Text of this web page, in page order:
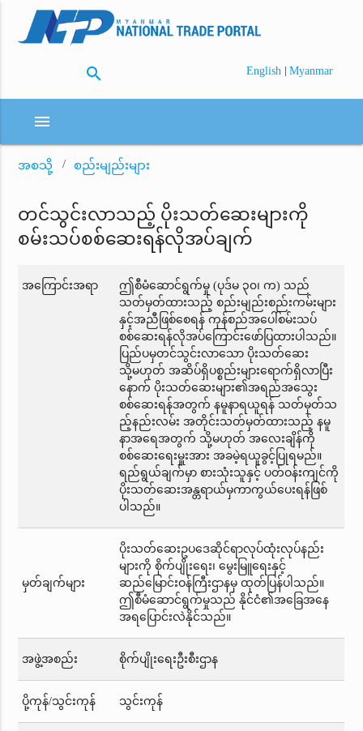
search English | Myanmar
menu
အစသို့ စည်းမျည်းများ
တင်သွင်းလာသည့် ပိုးသတ်ဆေးများကို
စမ်းသပ်စစ်ဆေးရန်လိုအပ်ချက်
အကြောင်းအရာ
ဤစီမံဆောင်ရွက်မှု (ပုဒ်မ ၃၀၊ က) သည်
သတ်မှတ်ထားသည့် စည်းမျည်းစည်းကမ်းများ
နှင့်အညီဖြစ်စေရန် ကုန်စည်အပေါ်စမ်းသပ်
စစ်ဆေးရန်လိုအပ်ကြောင်းဖော်ပြထားပါသည်။
ပြည်ပမှတင်သွင်းလာသော ပိုးသတ်ဆေး
သို့မဟုတ် အဆိပ်ရှိပစ္စည်းများရောက်ရှိလာပြီး
နောက် ပိုးသတ်ဆေးများ၏အရည်အသွေး
စစ်ဆေးရန်အတွက် နမူနာရယူရန် သတ်မှတ်သ
ည့်နည်းလမ်း အတိုင်းသတ်မှတ်ထားသည့် နမူ
နာအရေအတွက် သို့မဟုတ် အလေးချိန်ကို
စစ်ဆေးရေးမှူးအား အခမဲ့ရယူခွင့်ပြုရမည်။
ရည်ရွယ်ချက်မှာ စားသုံးသူနှင့် ပတ်ဝန်းကျင်ကို
ပိုးသတ်ဆေးအန္တရာယ်မှကာကွယ်ပေးရန်ဖြစ်
ပါသည်။
မှတ်ချက်များ
ပိုးသတ်ဆေးဥပဒေဆိုင်ရာလုပ်ထုံးလုပ်နည်း
များကို စိုက်ပျိုးရေး၊ မွေးမြူရေးနှင့်
ဆည်မြောင်းဝန်ကြီးဌာနမှ ထုတ်ပြန်ပါသည်။
ဤစီမံဆောင်ရွက်မှုသည် နိုင်ငံ၏အခြေအနေ
အရပြောင်းလဲနိုင်သည်။
အဖွဲ့အစည်း စိုက်ပျိုးရေးဦးစီးဌာန
ပို့ကုန်/သွင်းကုန် သွင်းကုန်